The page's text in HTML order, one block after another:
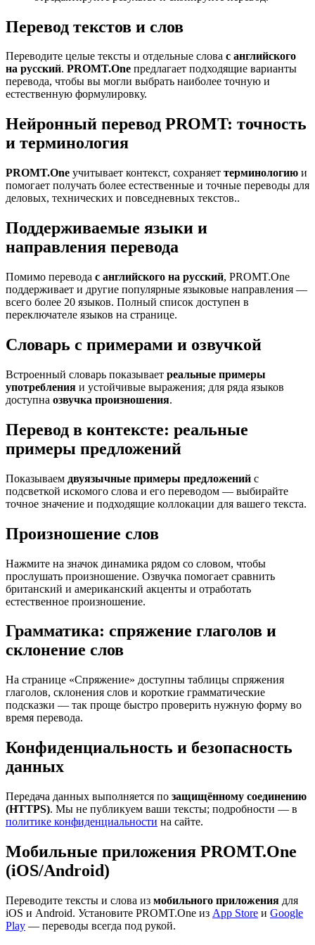
Перевод текстов и слов
Переводите целые тексты и отдельные слова с английского
на русский. PROMT.One предлагает подходящие варианты
перевода, чтобы вы могли выбрать наиболее точную и
естественную формулировку.
Нейронный перевод PROMT: точность
и терминология
PROMT.One учитывает контекст, сохраняет терминологию и
помогает получать более естественные и точные переводы для
деловых, технических и повседневных текстов..
Поддерживаемые языки и
направления перевода
Помимо перевода с английского на русский, PROMT.One
поддерживает и другие популярные языковые направления —
всего более 20 языков. Полный список доступен в
переключателе языков на странице.
Словарь с примерами и озвучкой
Встроенный словарь показывает реальные примеры
употребления и устойчивые выражения; для ряда языков
доступна озвучка произношения.
Перевод в контексте: реальные
примеры предложений
Показываем двуязычные примеры предложений с
подсветкой искомого слова и его переводом — выбирайте
точное значение и подходящие коллокации для вашего текста.
Произношение слов
Нажмите на значок динамика рядом со словом, чтобы
прослушать произношение. Озвучка помогает сравнить
британский и американский акценты и отработать
естественное произношение.
Грамматика: спряжение глаголов и
склонение слов
На странице «Спряжение» доступны таблицы спряжения
глаголов, склонения слов и короткие грамматические
подсказки — так проще быстро проверить нужную форму во
время перевода.
Конфиденциальность и безопасность
данных
Передача данных выполняется по защищённому соединению
(HTTPS). Мы не публикуем ваши тексты; подробности — в
политике конфиденциальности на сайте.
Мобильные приложения PROMT.One
(iOS/Android)
Переводите тексты и слова из мобильного приложения для
iOS и Android. Установите PROMT.One из App Store и Google
Play — переводы всегда под рукой.